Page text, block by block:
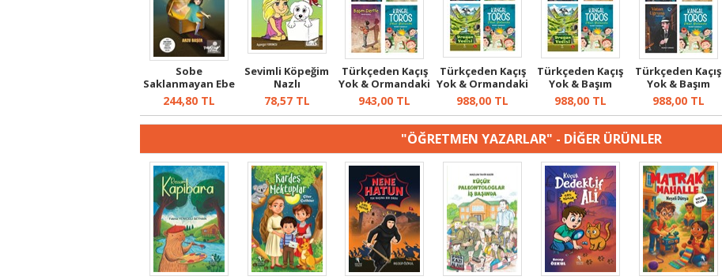
Sobe
Saklanmayan Ebe
244,80TL
Sevimli Köpeğim
Nazlı
78,57TL
Türkçeden Kaçış
Yok & Ormandaki
Kulübe O...
943,00 TL
Türkçeden Kaçış
Yok & Ormandaki
Kulübe O...
988,00 TL
Türkçeden Kaçış
Yok & Başım
Dertte & Dra...
988,00TL
Türkçeden Kaçış
Yok & Başım
Dertte & Vat...
988,00TL
"ÖĞRETMEN YAZARLAR" - DİĞER ÜRÜNLER